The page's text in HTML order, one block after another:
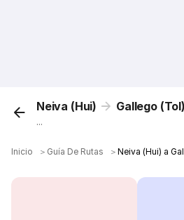
Neiva (Hui) Gallego (Tol)
...
Inicio ＞ Guía De Rutas ＞Neiva (Hui) a